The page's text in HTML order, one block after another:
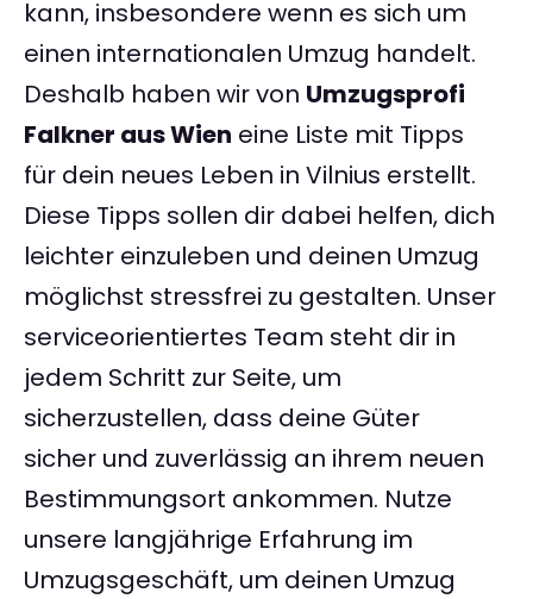
kann, insbesondere wenn es sich um
einen internationalen Umzug handelt.
Deshalb haben wir von Umzugsprofi
Falkner aus Wien eine Liste mit Tipps
für dein neues Leben in Vilnius erstellt.
Diese Tipps sollen dir dabei helfen, dich
leichter einzuleben und deinen Umzug
möglichst stressfrei zu gestalten. Unser
serviceorientiertes Team steht dir in
jedem Schritt zur Seite, um
sicherzustellen, dass deine Güter
sicher und zuverlässig an ihrem neuen
Bestimmungsort ankommen. Nutze
unsere langjährige Erfahrung im
Umzugsgeschäft, um deinen Umzug